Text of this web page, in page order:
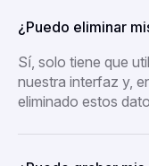
¿Puedo eliminar
Sí, solo tiene que
nuestra interfaz y,
eliminado estos